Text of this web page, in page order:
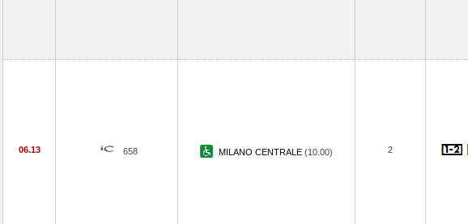
06.13 658 MILANO CENTRALE (10.00) 2